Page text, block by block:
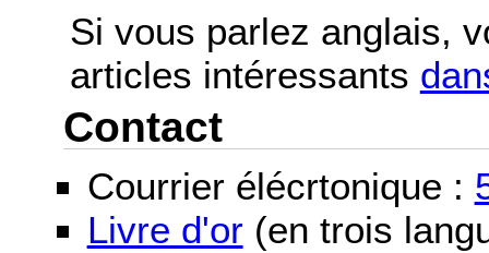
Si vous parlez anglais,
articles intéressants
Contact
Courrier élécrtonique :
Livre d'or (en trois